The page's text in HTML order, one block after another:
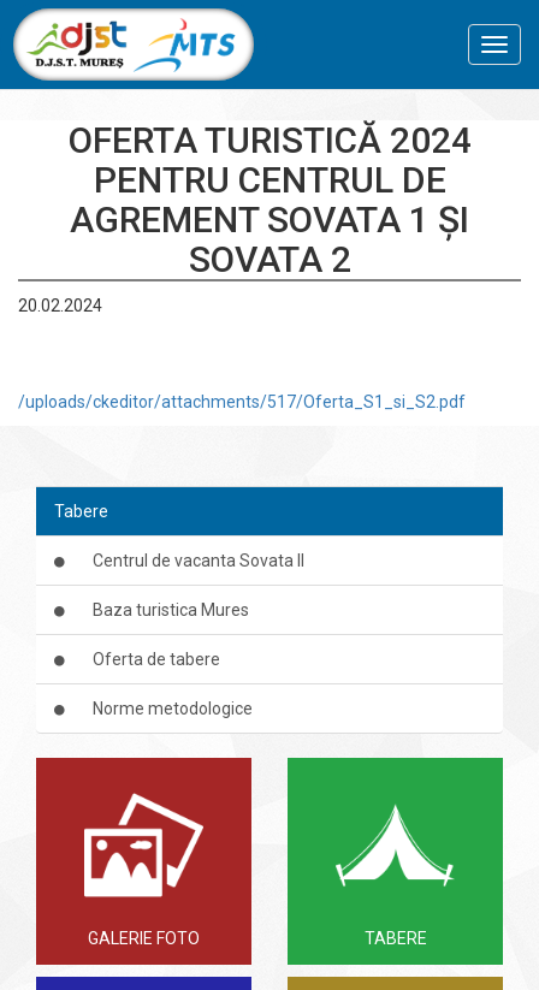
OFERTA TURISTICĂ 2024
PENTRU CENTRUL DE
AGREMENT SOVATA 1 ȘI
SOVATA 2
20.02.2024
/uploads/ckeditor/attachments/517/Oferta_S1_si_S2.pdf
Tabere
Centrul de vacanta Sovata II
Baza turistica Mures
Oferta de tabere
Norme metodologice
GALERIE FOTO TABERE